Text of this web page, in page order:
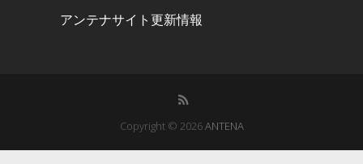
アンテナサイト更新情報
Copyright © 2026ANTENA